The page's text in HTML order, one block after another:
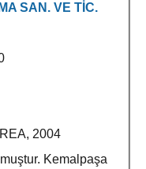
SAN. VE TİC.
2004
Kemalpaşa